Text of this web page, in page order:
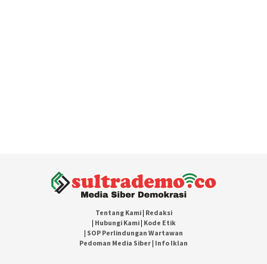
Tentang Kami| Redaksi
| Hubungi Kami| Kode Etik
| SOP Perlindungan Wartawan
Pedoman Media Siber | Info Iklan